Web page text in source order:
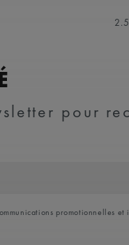
pour
promotionnelles